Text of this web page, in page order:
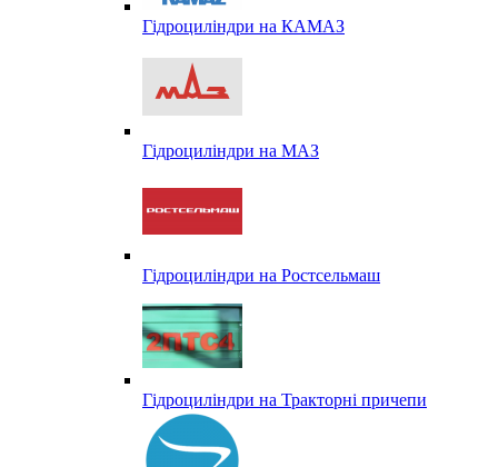
Гідроциліндри на КАМАЗ
Гідроциліндри на МАЗ
Гідроциліндри на Ростсельмаш
Гідроциліндри на Тракторні причепи